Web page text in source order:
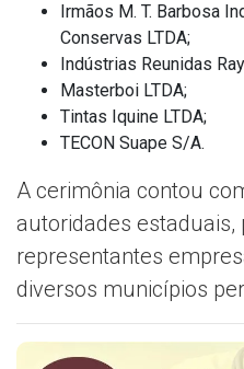
Irmãos M. T. Barbosa
Conservas LTDA;
Indústrias Reunidas
Masterboi LTDA;
Tintas Iquine LTDA;
TECON Suape S/A.
A cerimônia contou
autoridades estaduais,
representantes
diversos municípios